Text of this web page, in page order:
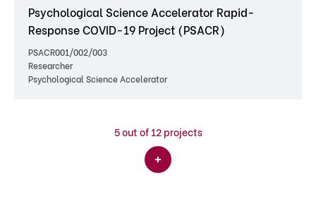
Psychological Science Accelerator Rapid-
Response COVID-19 Project (PSACR)
PSACR001/002/003
Researcher
Psychological Science Accelerator
5out of 12 projects